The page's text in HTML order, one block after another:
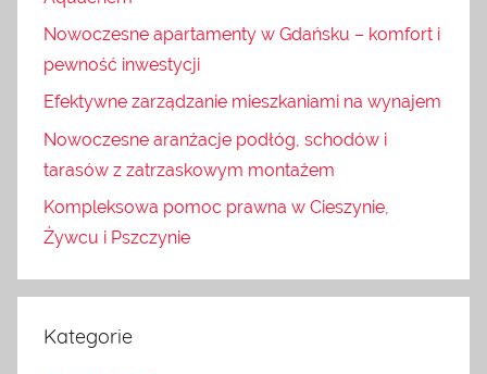
Nowoczesne apartamenty w Gdańsku – komfort i
pewność inwestycji
Efektywne zarządzanie mieszkaniami na wynajem
Nowoczesne aranżacje podłóg, schodów i
tarasów z zatrzaskowym montażem
Kompleksowa pomoc prawna w Cieszynie,
Żywcu i Pszczynie
Kategorie